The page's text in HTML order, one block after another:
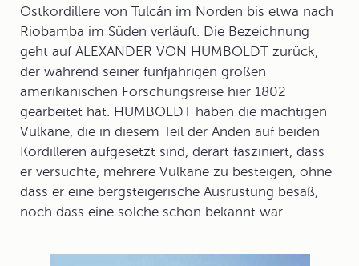
Ostkordillere von Tulcán im Norden bis etwa nach
Riobamba im Süden verläuft. Die Bezeichnung
geht auf ALEXANDER VON HUMBOLDT zurück,
der während seiner fünfjährigen großen
amerikanischen Forschungsreise hier 1802
gearbeitet hat. HUMBOLDT haben die mächtigen
Vulkane, die in diesem Teil der Anden auf beiden
Kordilleren aufgesetzt sind, derart fasziniert, dass
er versuchte, mehrere Vulkane zu besteigen, ohne
dass er eine bergsteigerische Ausrüstung besaß,
noch dass eine solche schon bekannt war.